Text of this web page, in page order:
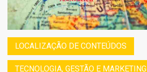
LOCALIZAÇÃO DE CONTEÚDOS
TECNOLOGIA, GESTÃO E MARKETING